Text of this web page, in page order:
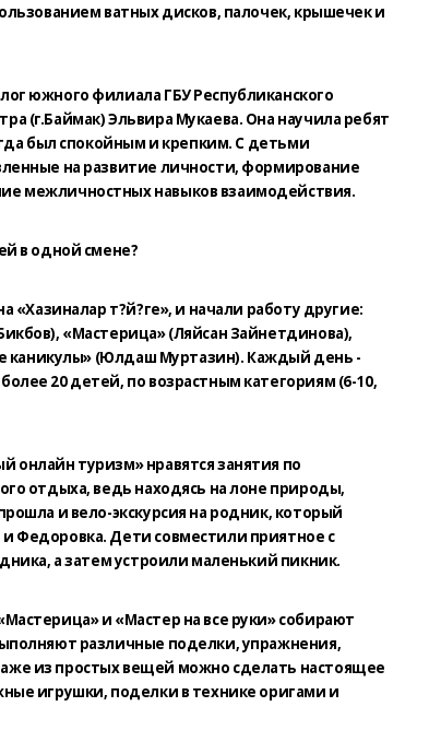
ватных дисков, палочек, крышечек и
южного филиала ГБУ Республиканского
(г.Баймак) Эльвира Мукаева. Она научила ребят
был спокойным и крепким. С детьми
на развитие личности, формирование
межличностных навыков взаимодействия.
в одной смене?
«Хазиналар т?й?ге», и начали работу другие:
«Мастерица» (Ляйсан Зайнетдинова),
каникулы» (Юлдаш Муртазин). Каждый день -
20 детей, по возрастным категориям (6-10,
туризм» нравятся занятия по
отдыха, ведь находясь на лоне природы,
и вело-экскурсия на родник, который
Федоровка. Дети совместили приятное с
а затем устроили маленький пикник.
и «Мастер на все руки» собирают
различные поделки, упражнения,
из простых вещей можно сделать настоящее
игрушки, поделки в технике оригами и